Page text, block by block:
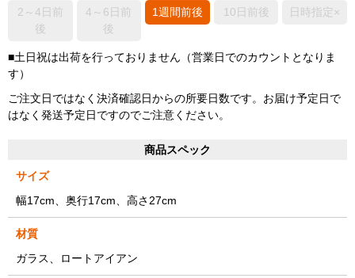
2～4日前
後
4～6日前
後
1週間前後 10日前後 日時指定×
■土日祝は出荷を行っておりません（営業日でのカウントとなりま
す）
ご注文日ではなく決済確認日からの所要日数です。お届け予定日で
はなく発送予定日ですのでご注意ください。
商品スペック
サイズ
幅17cm、奥行17cm、高さ27cm
材質
ガラス、ロートアイアン